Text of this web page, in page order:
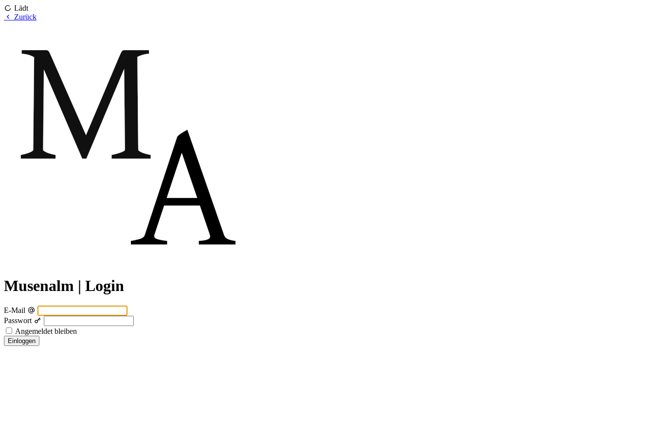
Lädt
Zurück
Musenalm | Login
E-Mail
Passwort
Angemeldet bleiben
Einloggen